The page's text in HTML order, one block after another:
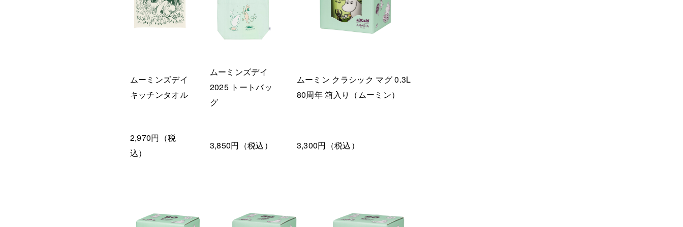
ムーミンズデイ
キッチンタオル
ムーミンズデイ
2025 トートバッ
グ
ムーミン クラシック マグ 0.3L
80周年 箱入り（ムーミン）
2,970円（税
込）
3,850円（税込） 3,300円（税込）